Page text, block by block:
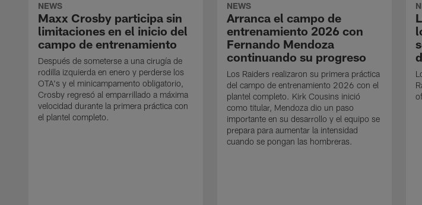
NEWS
Maxx Crosby participa sin
limitaciones en el inicio del
campo de entrenamiento
Después de someterse a una cirugía de
rodilla izquierda en enero y perderse los
OTA's y el minicampamento obligatorio,
Crosby regresó al emparrillado a máxima
velocidad durante la primera práctica con
el plantel completo.
NEWS
Arranca el campo de
entrenamiento 2026 con
Fernando Mendoza
continuando su progreso
Los Raiders realizaron su primera práctica
del campo de entrenamiento 2026 con el
plantel completo. Kirk Cousins inició
como titular, Mendoza dio un paso
importante en su desarrollo y el equipo se
prepara para aumentar la intensidad
cuando se pongan las hombreras.